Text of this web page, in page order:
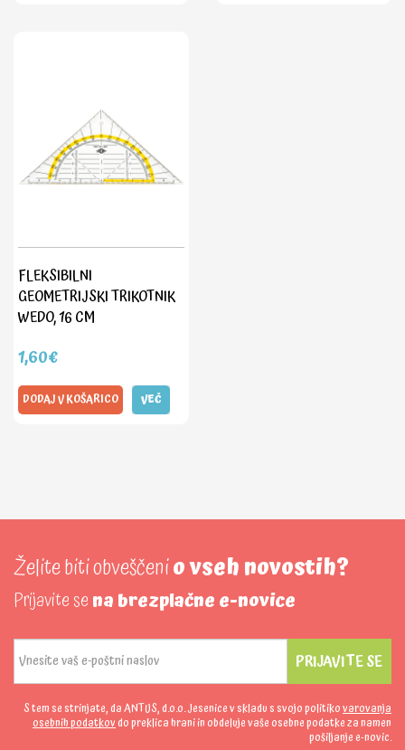
FLEKSIBILNI
GEOMETRIJSKI TRIKOTNIK
WEDO, 16 CM
1,60€
DODAJ V KOŠARICO VEČ
Želite biti obveščenio vseh novostih?
Prijavite sena brezplačne e-novice
PRIJAVITE SE
S tem se strinjate, da ANTUS, d.o.o. Jesenice v skladu s svojo politikovarovanja
osebnih podatkovdo preklica hrani in obdeluje vaše osebne podatke za namen
pošiljanje e-novic.